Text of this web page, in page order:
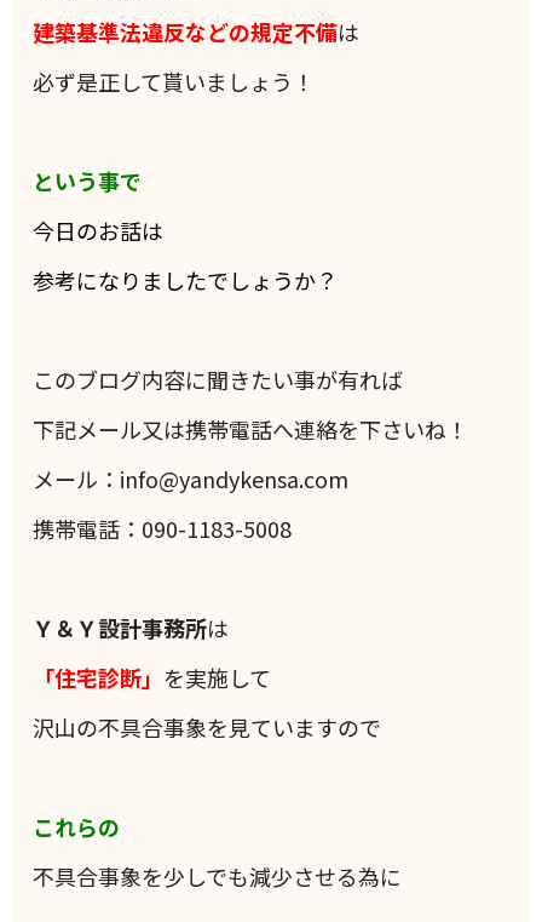
建築基準法違反などの規定不備は
必ず是正して貰いましょう！
という事で
今日のお話は
参考になりましたでしょうか？
このブログ内容に聞きたい事が有れば
下記メール又は携帯電話へ連絡を下さいね！
メール：info@yandykensa.com
携帯電話：090-1183-5008
Ｙ＆Ｙ設計事務所は
「住宅診断」 を実施して
沢山の不具合事象を見ていますので
これらの
不具合事象を少しでも減少させる為に